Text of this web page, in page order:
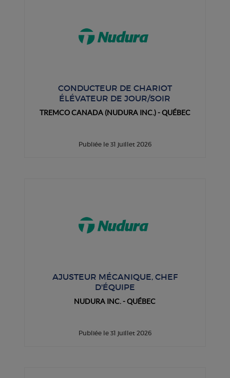
CONDUCTEUR DE CHARIOT
ÉLÉVATEUR DE JOUR/SOIR
TREMCO CANADA (NUDURA INC.) - QUÉBEC
Publiée le 31 juillet 2026
AJUSTEUR MÉCANIQUE, CHEF
D'ÉQUIPE
NUDURA INC. - QUÉBEC
Publiée le 31 juillet 2026